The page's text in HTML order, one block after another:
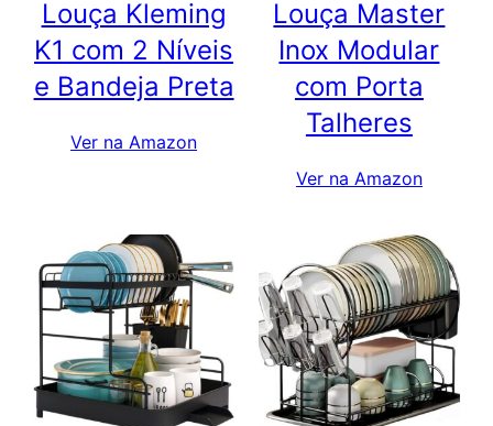
Louça Kleming
K1 com 2 Níveis
e Bandeja Preta
Ver na Amazon
Louça Master
Inox Modular
com Porta
Talheres
Ver na Amazon